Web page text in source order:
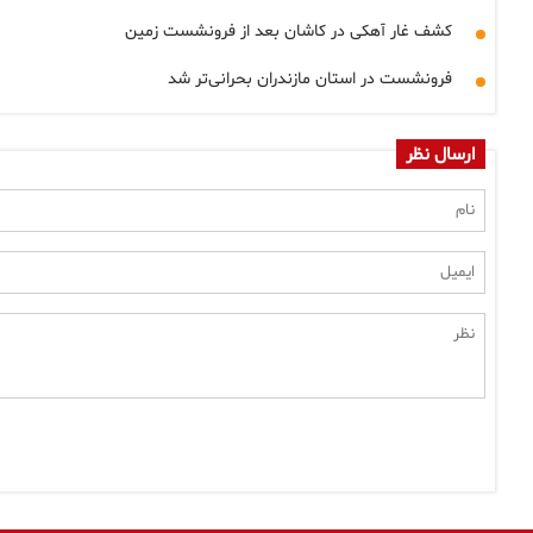
کشف غار آهکی در کاشان بعد از فرونشست زمین
فرونشست در استان مازندران بحرانی‌تر شد
ارسال نظر